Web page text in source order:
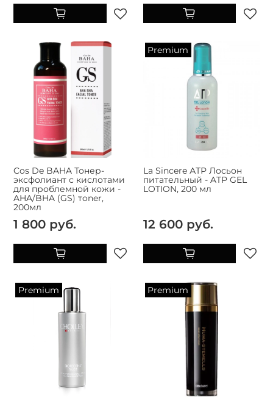
Cos De BAHA Тонер-
эксфолиант с кислотами
для проблемной кожи -
AHA/BHA (GS) тoner,
200мл
1 800 руб.
Premium
La Sincere АТР Лосьон
питательный - ATP GEL
LOTION, 200 мл
12 600 руб.
Premium Premium